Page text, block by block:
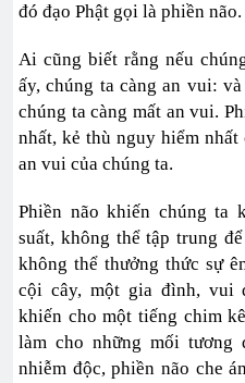
đó đạo Phật gọi là phiền não.
Ai cũng biết rằng nếu
ấy, chúng ta càng an vui:
chúng ta càng mất an vui.
nhất, kẻ thù nguy hiểm
an vui của chúng ta.
Phiền não khiến chúng ta
suất, không thể tập trung
không thể thưởng thức sự
cội cây, một gia đình, vui
khiến cho một tiếng chim
làm cho những mối tương
nhiễm độc, phiền não che